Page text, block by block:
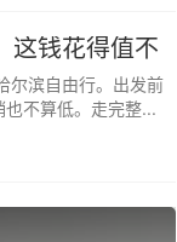
这钱花得值不
尔滨自由行。出发前
不算低。走完整...